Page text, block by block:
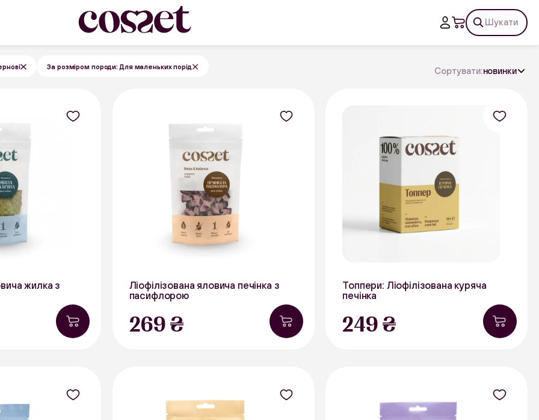
Шукати
За розміром породи: Для маленьких порід Сортувати:новинки
жилка з
В наявності
Ліофілізована яловича печінка з
пасифлорою
269 ₴
В наявності
Топпери: Ліофілізована куряча
печінка
249 ₴
Курятина В наявності